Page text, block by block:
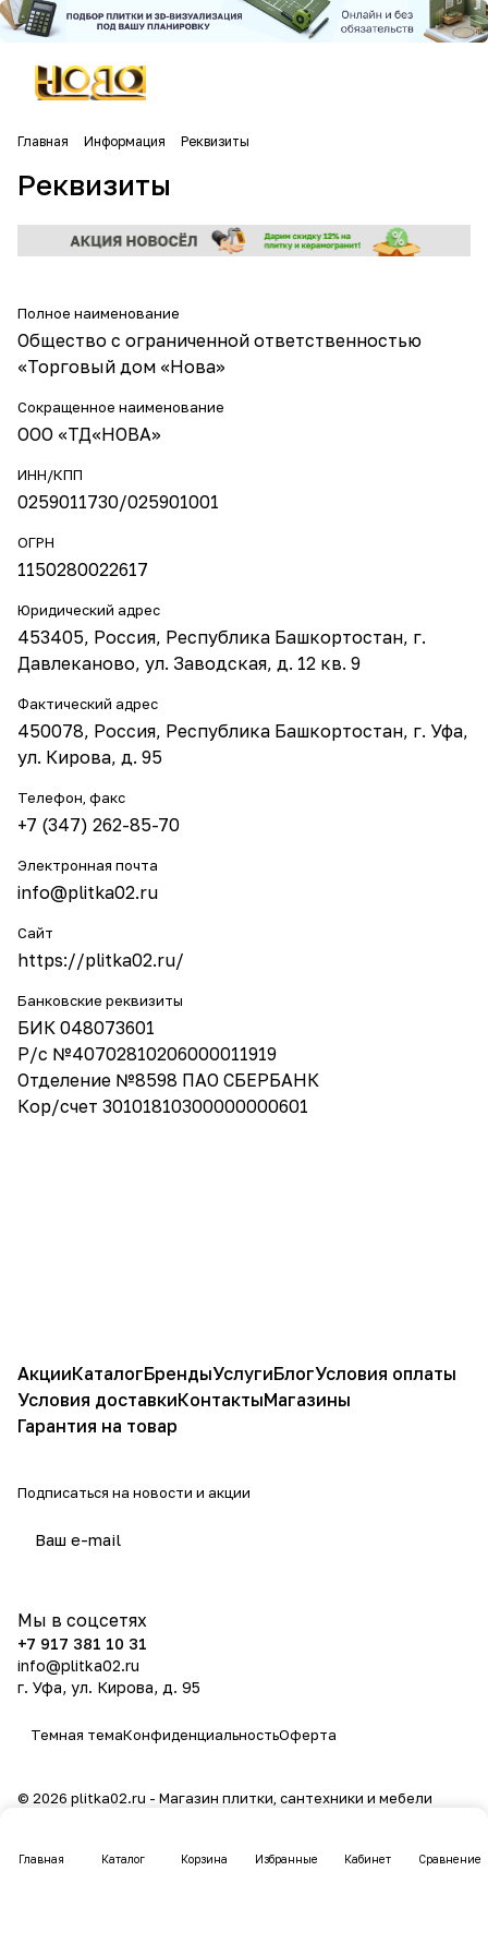
Главная Информация Реквизиты
Реквизиты
Полное наименование
Общество с ограниченной ответственностью
«Торговый дом «Нова»
Сокращенное наименование
ООО «ТД«НОВА»
ИНН/КПП
0259011730/025901001
ОГРН
1150280022617
Юридический адрес
453405, Россия, Республика Башкортостан, г.
Давлеканово, ул. Заводская, д. 12 кв. 9
Фактический адрес
450078, Россия, Республика Башкортостан, г. Уфа,
ул. Кирова, д. 95
Телефон, факс
+7 (347) 262-85-70
Электронная почта
info@plitka02.ru
Сайт
https://plitka02.ru/
Банковские реквизиты
БИК 048073601
Р/с №40702810206000011919
Отделение №8598 ПАО СБЕРБАНК
Кор/счет 30101810300000000601
Главная Каталог Корзина Избранные Кабинет Сравнение
АкцииКаталогБрендыУслугиБлогУсловия оплаты
Условия доставкиКонтактыМагазины
Гарантия на товар
Подписаться на новости и акции
Мы в соцсетях
+7 917 381 10 31
info@plitka02.ru
г. Уфа, ул. Кирова, д. 95
Темная темаКонфиденциальностьОферта
© 2026 plitka02.ru - Магазин плитки, сантехники и мебели